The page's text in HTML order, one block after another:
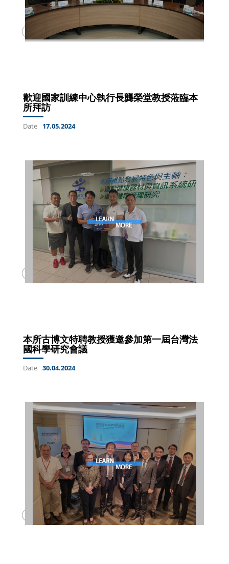
歡迎國家訓練中心執行長龔榮堂教授蒞臨本
所拜訪
Date 17.05.2024
本所古博文特聘教授獲邀參加第一屆台灣法
國科學研究會議
Date 30.04.2024